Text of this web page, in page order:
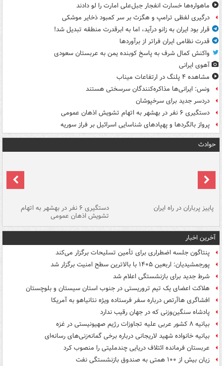
ماهواره‌ها خسارت انفجار جبل‌علی امارت را لو دادند
درگیری لفظی ترامپ و هگزث بر سر کمبود ذخایر موشکی
قرار بود ایران به زانو درآید، اما به ابرقدرت منطقه تبدیل شد!
قدرت نظامی ایران فراتر از برآوردها
واکنش کمال شرف به پاسخ کوبنده یمن به عربستان سعودی
آهوی ایرانی
مشاهده ۴ پلنگ در ارتفاعات میناب
ونس: ایرانی‌ها مذاکره‌کنندگان سرسختی هستند
دردسر جدید برای سرخپوشان
دستگیری ۶ نفر در بهشهر به اتهام تشویش اذهان عمومی
پرواز بالگردها و پهپادهای شناسایی اسرائیل بر فراز سوریه
حوادث
پاییز پرباران در راه ایران دستگیری ۶ نفر در بهشهر به اتهام
تشویش اذهان عمومی
آخرین اخبار
پنتاگون جلسه اضطراری برای تأمین تسلیحات برگزار می‌کند
پورجمشیدیان: اربعین ۱۴۰۵ با بالاترین سطح امنیت برگزار شد
شرط جدید برای بازنشستگی اعلام شد
هلاکت اعضای یک تیم تروریستی در جنوب استان سیستان و بلوچستان
افشاگری هاآرتص درباره سفر فرستاده ویژه نتانیاهو به آمریکا
پادشاه سنگین‌وزنی که در جهان رقیب ندارد
بیانیه ۸ کشور عربی علیه تجاوزات رژیم صهیونیستی در غزه
بیانیه خانواده شهید لاریجانی درباره برخی گمانه‌زنی‌های رسانه‌ای
عربستان فرمانده ائتلاف دریایی چندملیتی را منصوب کرد
زیان بیش از ۱۰۰ همتی به صندوق‌ بازنشستگی نفت